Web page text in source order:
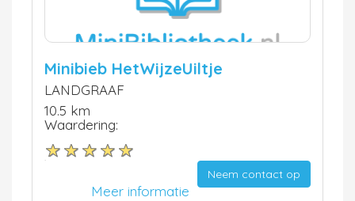
Minibieb HetWijzeUiltje
LANDGRAAF
10.5 km
Waardering:
Neem contact op
Meer informatie